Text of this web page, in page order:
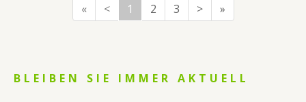
« < 1 2 3 > »
BLEIBEN SIE IMMER AKTUELL